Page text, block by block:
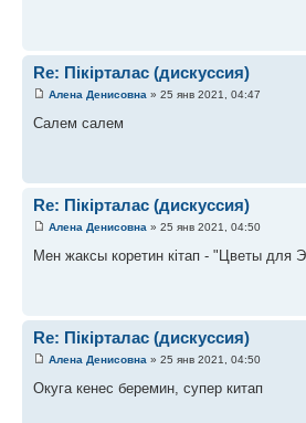
Re: Пікірталас (дискуссия)
Алена Денисовна » 25 янв 2021, 04:47
Салем салем
Re: Пікірталас (дискуссия)
Алена Денисовна » 25 янв 2021, 04:50
Мен жаксы коретин кітап - "Цветы для
Re: Пікірталас (дискуссия)
Алена Денисовна » 25 янв 2021, 04:50
Окуга кенес беремин, супер китап